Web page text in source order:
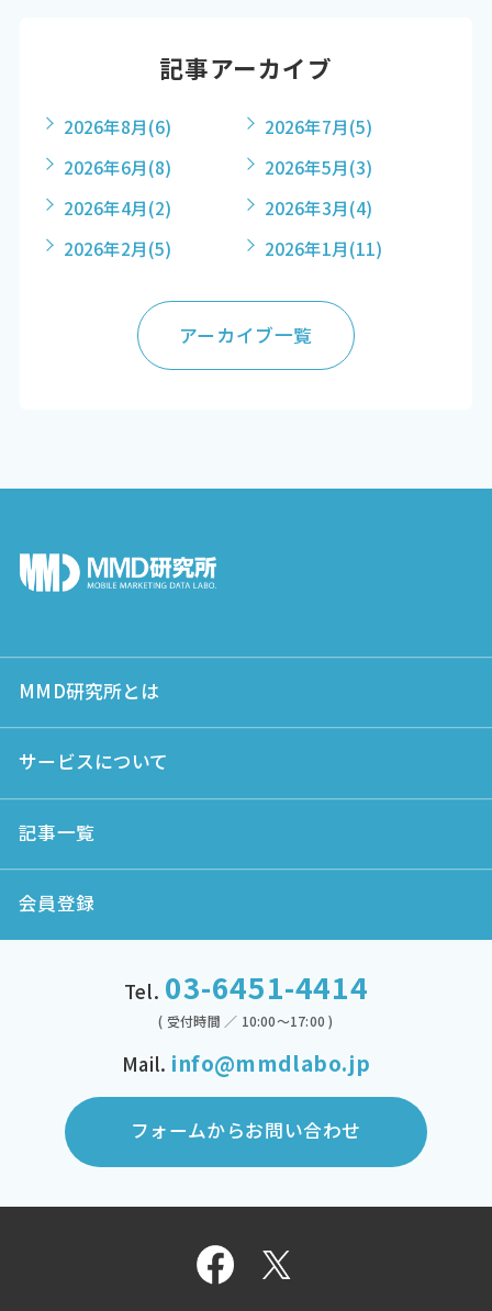
記事アーカイブ
2026年8月(6) 2026年7月(5)
2026年6月(8) 2026年5月(3)
2026年4月(2) 2026年3月(4)
2026年2月(5) 2026年1月(11)
アーカイブ一覧
MMD研究所とは
サービスについて
記事一覧
会員登録
Tel. 03-6451-4414
( 受付時間 ／ 10:00～17:00 )
Mail. info@mmdlabo.jp
フォームからお問い合わせ